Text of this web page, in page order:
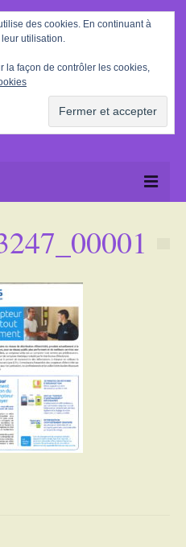
des cookies. En continuant à
utilisation.
la façon de contrôler les cookies,